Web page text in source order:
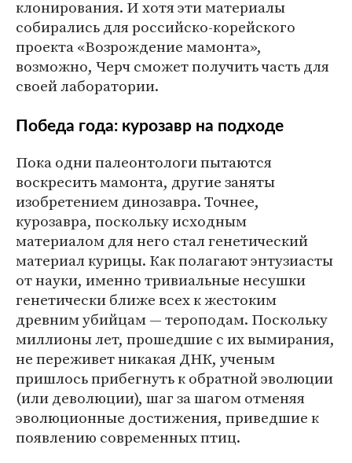
клонирования. И хотя эти материалы
собирались для российско-корейского
проекта «Возрождение мамонта»,
возможно, Черч сможет получить часть для
своей лаборатории.
Победа года: курозавр на подходе
Пока одни палеонтологи пытаются
воскресить мамонта, другие заняты
изобретением динозавра. Точнее,
курозавра, поскольку исходным
материалом для него стал генетический
материал курицы. Как полагают энтузиасты
от науки, именно тривиальные несушки
генетически ближе всех к жестоким
древним убийцам — тероподам. Поскольку
миллионы лет, прошедшие с их вымирания,
не переживет никакая ДНК, ученым
пришлось прибегнуть к обратной эволюции
(или деволюции), шаг за шагом отменяя
эволюционные достижения, приведшие к
появлению современных птиц.